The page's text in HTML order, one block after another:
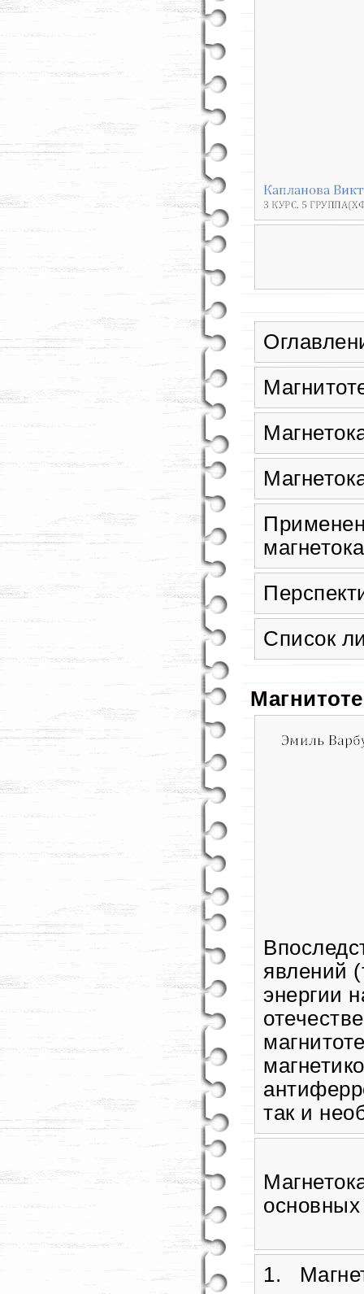
Список
явлений
энергии
так и
1.